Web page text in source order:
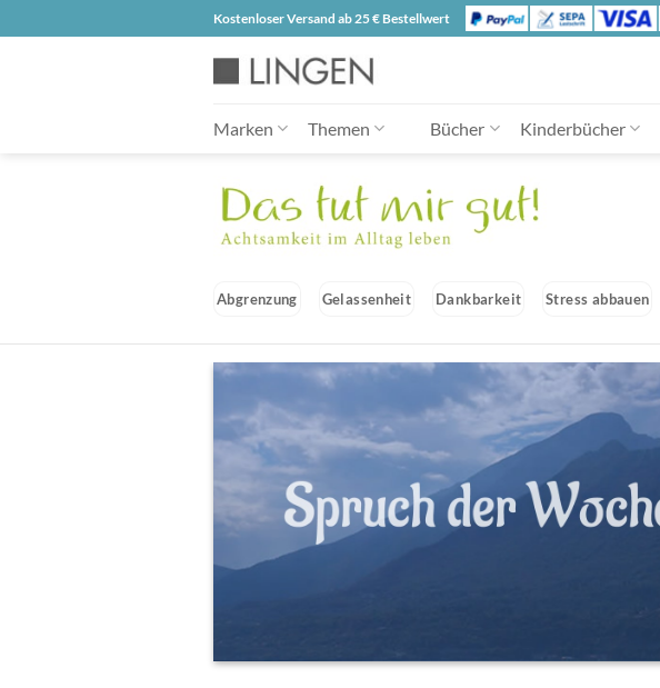
Inhalt
Kostenloser Versand ab 25 € Bestellwert
Marken Themen Bücher Kinderbücher
Abgrenzung Gelassenheit Dankbarkeit Stress abbauen